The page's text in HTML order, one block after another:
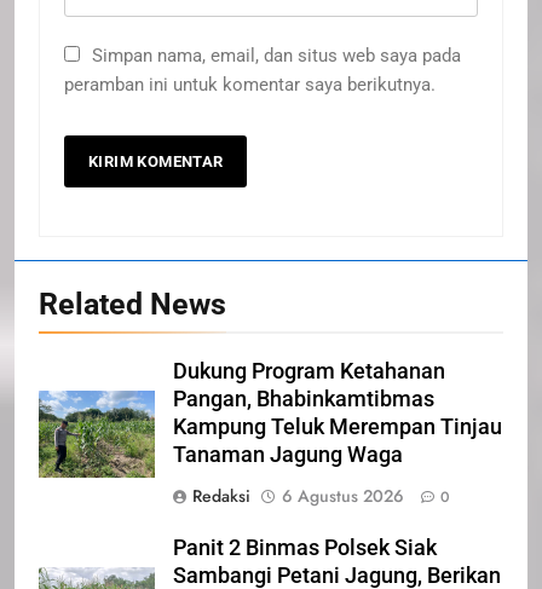
Simpan nama, email, dan situs web saya pada
peramban ini untuk komentar saya berikutnya.
Related News
Dukung Program Ketahanan
Pangan, Bhabinkamtibmas
Kampung Teluk Merempan Tinjau
Tanaman Jagung Waga
Redaksi
6 Agustus 2026 0
Panit 2 Binmas Polsek Siak
Sambangi Petani Jagung, Berikan
20
Nasional
IKLAN
21
IKLAN